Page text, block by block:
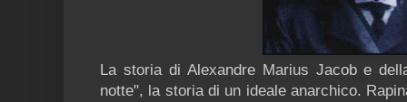
La storia di Alexandre Marius Jacob e
notte", la storia di un ideale anarchico.